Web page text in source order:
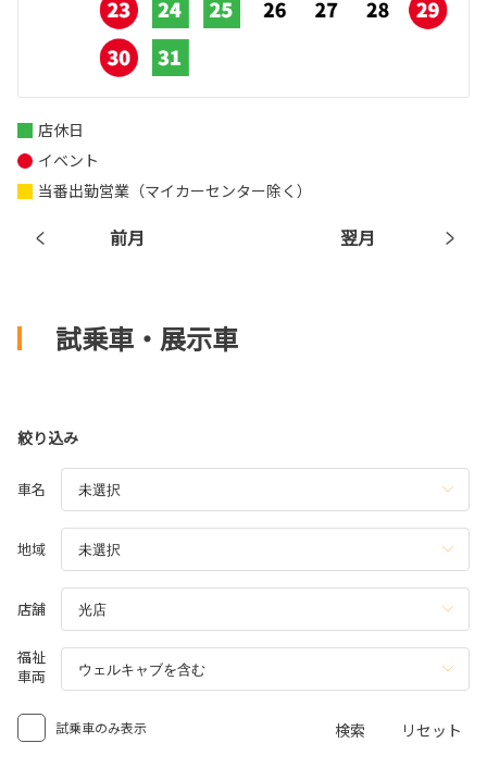
前月 翌月
店休日
イベント
当番出勤営業（マイカーセンター除く）
試乗車・展示車
絞り込み
車名
地域
店舗
福祉
車両
試乗車のみ表示 検索 リセット